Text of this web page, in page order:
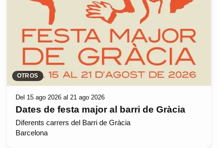
OTROS
Del 15 ago 2026 al 21 ago 2026
Dates de festa major al barri de Gràcia
Diferents carrers del Barri de Gràcia
Barcelona